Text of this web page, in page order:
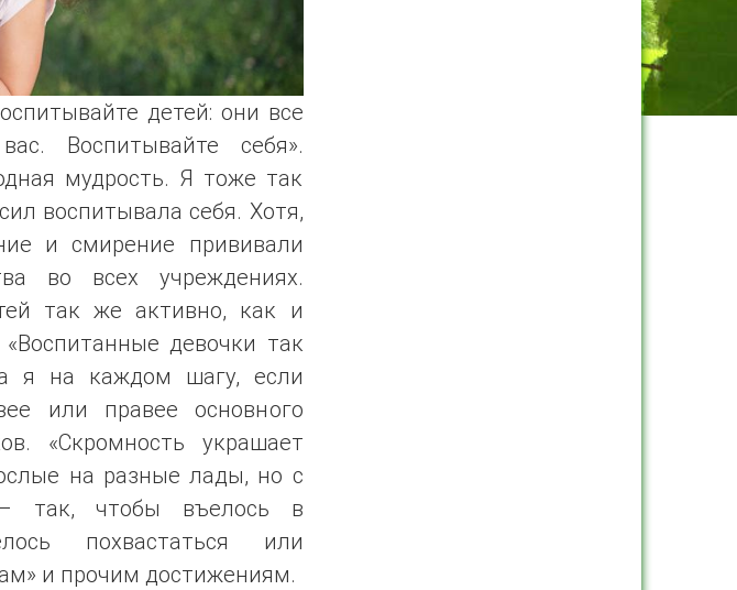
детей: они все
Воспитывайте себя».
мудрость. Я тоже так
воспитывала себя. Хотя,
и смирение прививали
во всех учреждениях.
так же активно, как и
девочки так
я на каждом шагу, если
или правее основного
«Скромность украшает
на разные лады, но с
– так, чтобы въелось в
похвастаться или
и прочим достижениям.